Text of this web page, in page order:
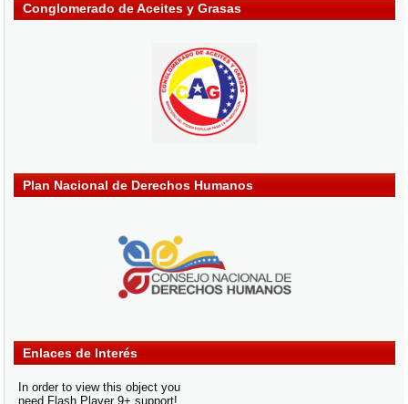
Conglomerado de Aceites y Grasas
Plan Nacional de Derechos Humanos
Enlaces de Interés
In order to view this object you
need Flash Player 9+ support!